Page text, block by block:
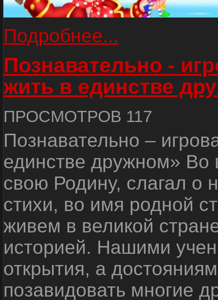
Подробнее...
Познавательно -
жить в единстве
ПРОСМОТРОВ 117
Познавательно –
единстве дружном»
свою Родину, слагал о
стихи, во имя родной
живем в великой
историей. Нашими
открытия, а
позавидовать многие